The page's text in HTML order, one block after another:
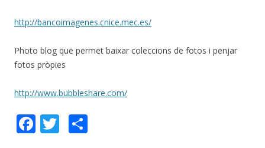
http://bancoimagenes.cnice.mec.es/
Photo blog que permet baixar coleccions de fotos i penjar
fotos pròpies
http://www.bubbleshare.com/
F T